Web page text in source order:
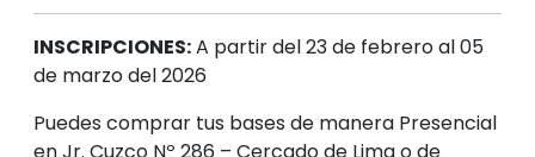
INSCRIPCIONES:A partir del 23 de febrero al 05
de marzo del 2026
Puedes comprar tus bases de manera Presencial